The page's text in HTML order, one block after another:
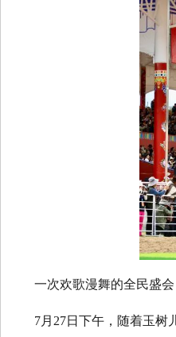
一次欢歌漫舞的全民盛会
7月27日下午，随着玉树儿